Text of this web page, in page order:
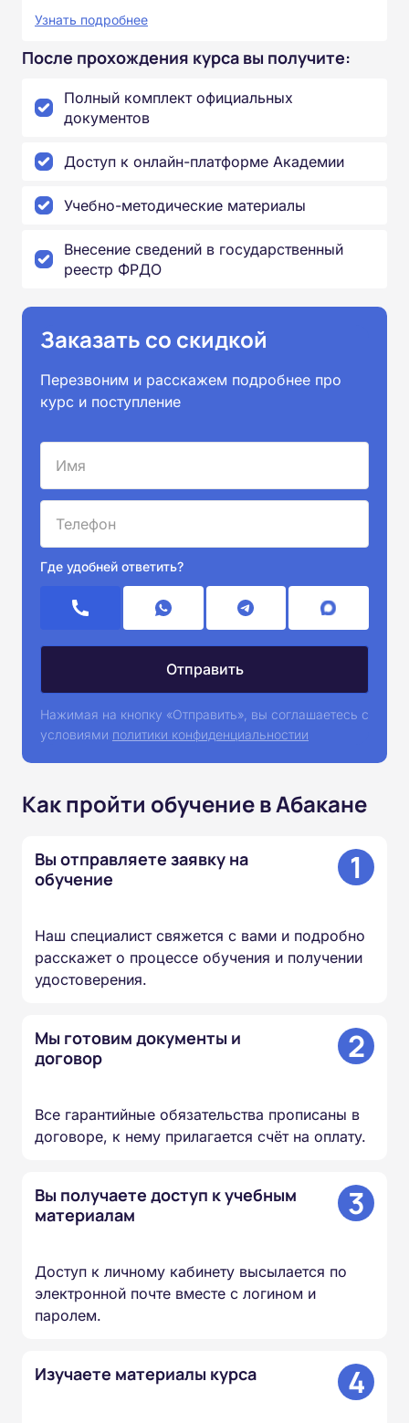
Узнать подробнее
После прохождения курса вы получите:
Полный комплект официальных
документов
Доступ к онлайн-платформе Академии
Учебно-методические материалы
Внесение сведений в государственный
реестр ФРДО
Заказать со скидкой
Перезвоним и расскажем подробнее про
курс и поступление
Где удобней ответить?
Нажимая на кнопку «Отправить», вы соглашаетесь с
условиями политики конфиденциальностии
Как пройти обучение в Абакане
Вы отправляете заявку на
обучение
1
Наш специалист свяжется с вами и подробно
расскажет о процессе обучения и получении
удостоверения.
Мы готовим документы и
договор
2
Все гарантийные обязательства прописаны в
договоре, к нему прилагается счёт на оплату.
Вы получаете доступ к учебным
материалам
3
Доступ к личному кабинету высылается по
электронной почте вместе с логином и
паролем.
Изучаете материалы курса 4